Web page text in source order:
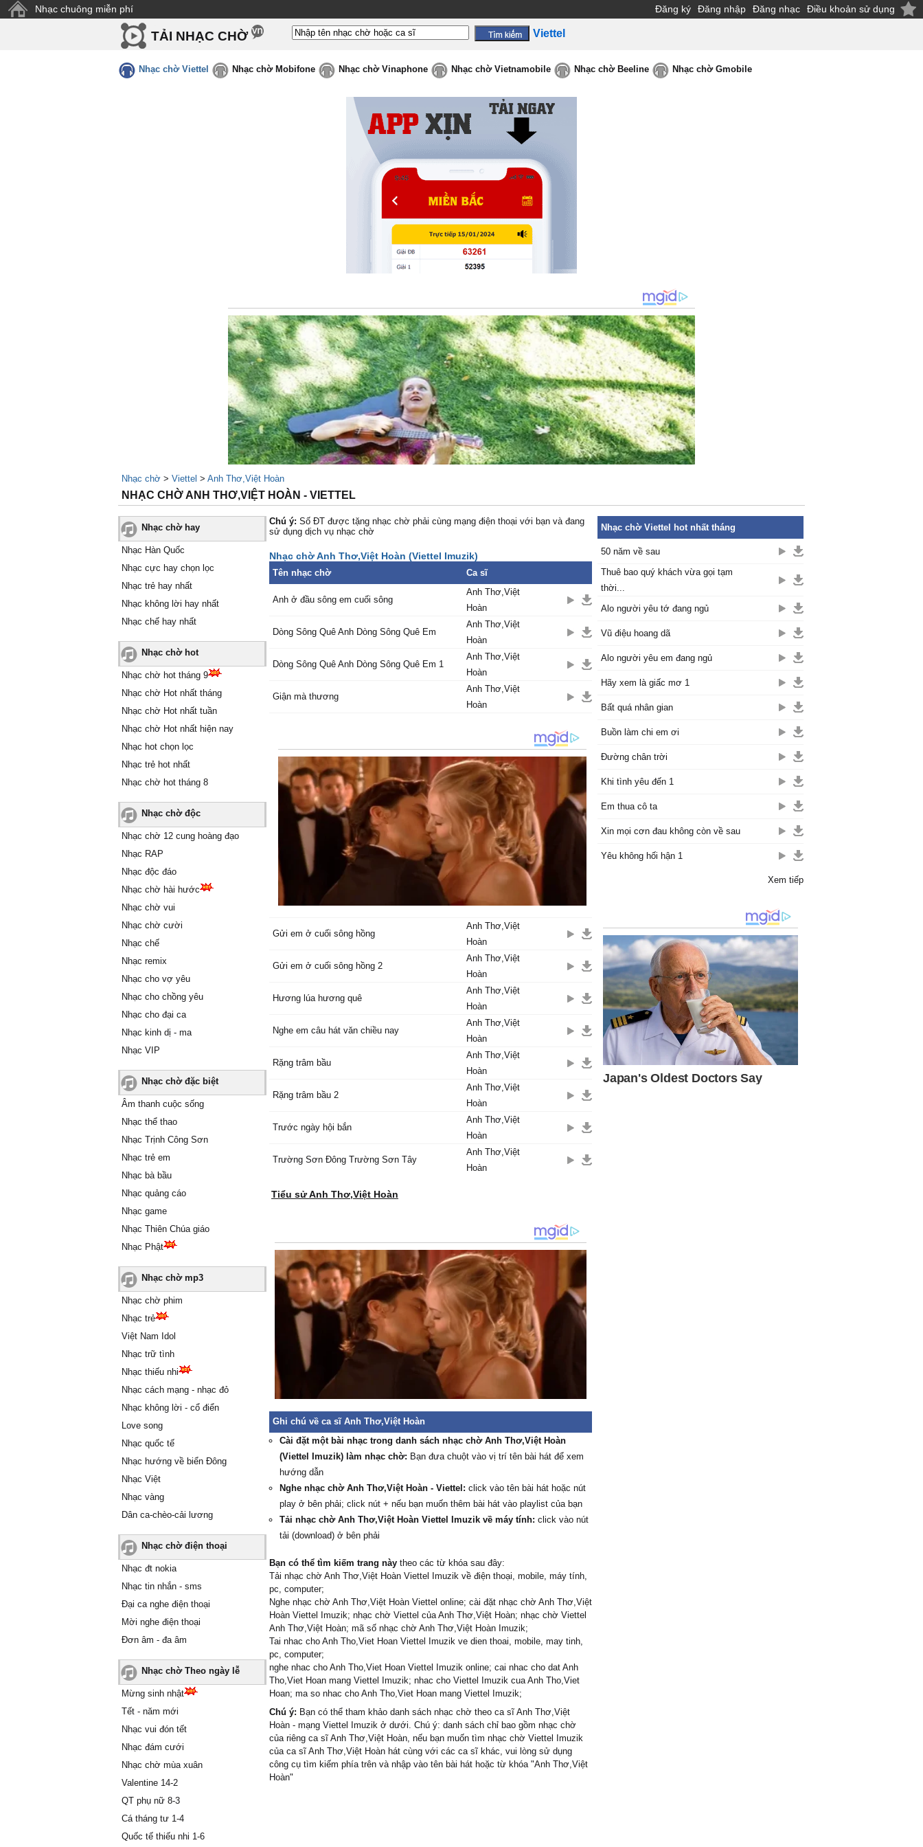
Nhạc chuông miễn phí Đăng ký Đăng nhập Đăng nhạc Điều khoản sử dụng
TẢI NHẠC CHỜ Viettel
Nhạc chờ Viettel Nhạc chờ Mobifone Nhạc chờ Vinaphone Nhạc chờ Vietnamobile Nhạc chờ Beeline Nhạc chờ Gmobile
Nhạc chờ > Viettel > Anh Thơ,Việt Hoàn
NHẠC CHỜ ANH THƠ,VIỆT HOÀN - VIETTEL
Nhạc chờ hay
Nhạc Hàn Quốc
Nhạc cực hay chọn lọc
Nhạc trẻ hay nhất
Nhạc không lời hay nhất
Nhạc chế hay nhất
Nhạc chờ hot
Nhạc chờ hot tháng 9
Nhạc chờ Hot nhất tháng
Nhạc chờ Hot nhất tuần
Nhạc chờ Hot nhất hiện nay
Nhạc hot chọn lọc
Nhạc trẻ hot nhất
Nhạc chờ hot tháng 8
Nhạc chờ độc
Nhạc chờ 12 cung hoàng đạo
Nhạc RAP
Nhạc độc đáo
Nhạc chờ hài hước
Nhạc chờ vui
Nhạc chờ cười
Nhạc chế
Nhạc remix
Nhạc cho vợ yêu
Nhạc cho chồng yêu
Nhạc cho đại ca
Nhạc kinh dị - ma
Nhạc VIP
Nhạc chờ đặc biệt
Âm thanh cuộc sống
Nhạc thể thao
Nhạc Trịnh Công Sơn
Nhạc trẻ em
Nhạc bà bầu
Nhạc quảng cáo
Nhạc game
Nhạc Thiên Chúa giáo
Nhạc Phật
Nhạc chờ mp3
Nhạc chờ phim
Nhạc trẻ
Việt Nam Idol
Nhạc trữ tình
Nhạc thiếu nhi
Nhạc cách mạng - nhạc đỏ
Nhạc không lời - cổ điển
Love song
Nhạc quốc tế
Nhạc hướng về biển Đông
Nhạc Việt
Nhạc vàng
Dân ca-chèo-cải lương
Nhạc chờ điện thoại
Nhạc đt nokia
Nhạc tin nhắn - sms
Đại ca nghe điện thoại
Mời nghe điện thoại
Đơn âm - đa âm
Nhạc chờ Theo ngày lễ
Mừng sinh nhật
Tết - năm mới
Nhạc vui đón tết
Nhạc đám cưới
Nhạc chờ mùa xuân
Valentine 14-2
QT phụ nữ 8-3
Cá tháng tư 1-4
Quốc tế thiếu nhi 1-6
Chú ý: Số ĐT được tặng nhạc chờ phải cùng mạng điện thoại với bạn và đang
sử dụng dịch vụ nhạc chờ
Nhạc chờ Anh Thơ,Việt Hoàn (Viettel Imuzik)
Tên nhạc chờ Ca sĩ
Anh ở đầu sông em cuối sông
Anh Thơ,Việt
Hoàn
Dòng Sông Quê Anh Dòng Sông Quê Em
Anh Thơ,Việt
Hoàn
Dòng Sông Quê Anh Dòng Sông Quê Em 1
Anh Thơ,Việt
Hoàn
Giận mà thương
Anh Thơ,Việt
Hoàn
Gửi em ở cuối sông hồng
Anh Thơ,Việt
Hoàn
Gửi em ở cuối sông hồng 2
Anh Thơ,Việt
Hoàn
Hương lúa hương quê
Anh Thơ,Việt
Hoàn
Nghe em câu hát văn chiều nay
Anh Thơ,Việt
Hoàn
Rặng trâm bầu
Anh Thơ,Việt
Hoàn
Rặng trâm bầu 2
Anh Thơ,Việt
Hoàn
Trước ngày hội bắn
Anh Thơ,Việt
Hoàn
Trường Sơn Đông Trường Sơn Tây
Anh Thơ,Việt
Hoàn
Tiểu sử Anh Thơ,Việt Hoàn
Ghi chú về ca sĩ Anh Thơ,Việt Hoàn
Cài đặt một bài nhạc trong danh sách nhạc chờ Anh Thơ,Việt Hoàn
(Viettel Imuzik) làm nhạc chờ: Bạn đưa chuột vào vị trí tên bài hát để xem
hướng dẫn
Nghe nhạc chờ Anh Thơ,Việt Hoàn - Viettel: click vào tên bài hát hoặc nút
play ở bên phải; click nút + nếu bạn muốn thêm bài hát vào playlist của bạn
Tải nhạc chờ Anh Thơ,Việt Hoàn Viettel Imuzik về máy tính: click vào nút
tải (download) ở bên phải
Bạn có thể tìm kiếm trang này theo các từ khóa sau đây:
Tải nhạc chờ Anh Thơ,Việt Hoàn Viettel Imuzik về điện thoại, mobile, máy tính,
pc, computer;
Nghe nhạc chờ Anh Thơ,Việt Hoàn Viettel online; cài đặt nhạc chờ Anh Thơ,Việt
Hoàn Viettel Imuzik; nhạc chờ Viettel của Anh Thơ,Việt Hoàn; nhạc chờ Viettel
Anh Thơ,Việt Hoàn; mã số nhạc chờ Anh Thơ,Việt Hoàn Imuzik;
Tai nhac cho Anh Tho,Viet Hoan Viettel Imuzik ve dien thoai, mobile, may tinh,
pc, computer;
nghe nhac cho Anh Tho,Viet Hoan Viettel Imuzik online; cai nhac cho dat Anh
Tho,Viet Hoan mang Viettel Imuzik; nhac cho Viettel Imuzik cua Anh Tho,Viet
Hoan; ma so nhac cho Anh Tho,Viet Hoan mang Viettel Imuzik;
Chú ý: Bạn có thể tham khảo danh sách nhạc chờ theo ca sĩ Anh Thơ,Việt
Hoàn - mạng Viettel Imuzik ở dưới. Chú ý: danh sách chỉ bao gồm nhạc chờ
của riêng ca sĩ Anh Thơ,Việt Hoàn, nếu bạn muốn tìm nhạc chờ Viettel Imuzik
của ca sĩ Anh Thơ,Việt Hoàn hát cùng với các ca sĩ khác, vui lòng sử dụng
công cụ tìm kiếm phía trên và nhập vào tên bài hát hoặc từ khóa "Anh Thơ,Việt
Hoàn"
Nhạc chờ Viettel hot nhất tháng
50 năm về sau
Thuê bao quý khách vừa gọi tạm
thời...
Alo người yêu tớ đang ngủ
Vũ điệu hoang dã
Alo người yêu em đang ngủ
Hãy xem là giấc mơ 1
Bất quá nhân gian
Buồn làm chi em ơi
Đường chân trời
Khi tình yêu đến 1
Em thua cô ta
Xin mọi cơn đau không còn về sau
Yêu không hối hận 1
Xem tiếp